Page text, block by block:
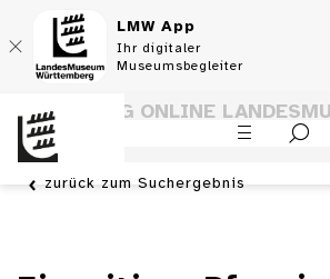
LMW App
Ihr digitaler
Museumsbegleiter
SAMMLUNG ONLINE
WÜRTTEMBERG
zurück zum Suchergebnis